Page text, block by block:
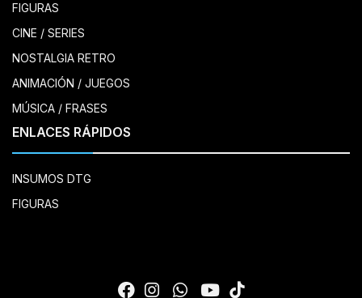
FIGURAS
CINE / SERIES
NOSTALGIA RETRO
ANIMACIÓN / JUEGOS
MÚSICA / FRASES
ENLACES RÁPIDOS
INSUMOS DTG
FIGURAS